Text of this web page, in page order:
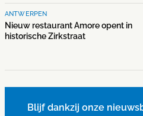
ANTWERPEN
Nieuw restaurant Amore opent in
historische Zirkstraat
Blijf dankzij onze